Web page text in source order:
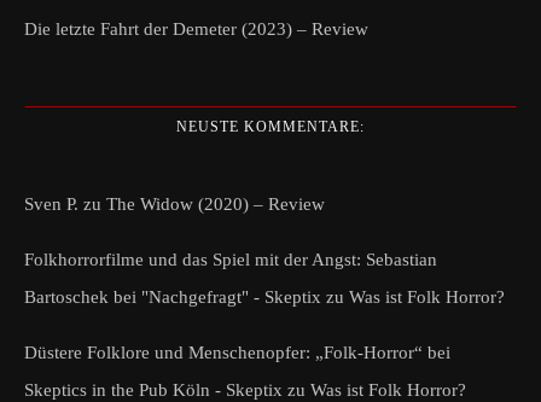
Die letzte Fahrt der Demeter (2023) – Review
NEUSTE KOMMENTARE:
Sven P. zu The Widow (2020) – Review
Folkhorrorfilme und das Spiel mit der Angst: Sebastian
Bartoschek bei "Nachgefragt" - Skeptix zu Was ist Folk Horror?
Düstere Folklore und Menschenopfer: „Folk-Horror“ bei
Skeptics in the Pub Köln - Skeptix zu Was ist Folk Horror?